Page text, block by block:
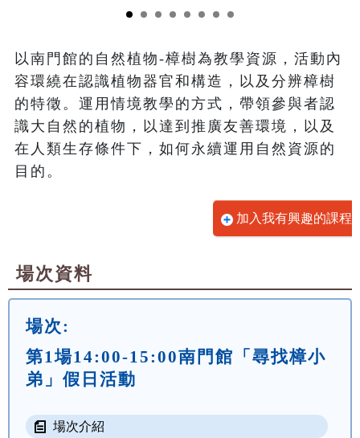
以南門館的自然植物-樟樹為教學資源，活動內
容環繞在認識植物器官和構造，以及分辨樟樹
的特徵。運用情境教學的方式，帶領參與者認
識大自然的植物，以達到推廣友善環境，以及
在人類生存條件下，如何永續運用自然資源的
目的。
加入我有興趣的課程
場次資料
場次:
第1場14:00-15:00南門館「尋找樟小
弟」假日活動
場次介紹